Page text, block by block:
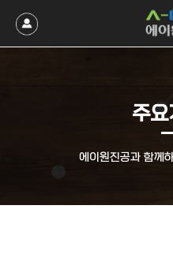
주
에이원진공과 함께